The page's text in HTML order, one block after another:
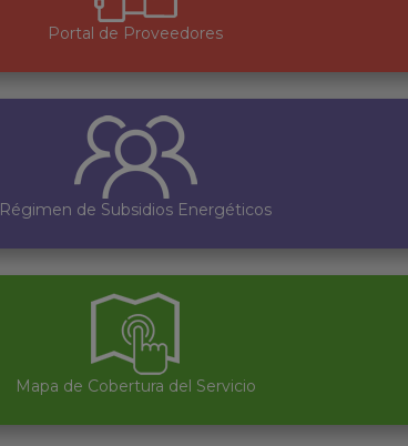
Portal de Proveedores
Régimen de Subsidios Energéticos
Mapa de Cobertura del Servicio